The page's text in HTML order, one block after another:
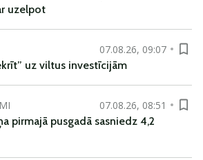
uzelpot
07.08.26, 09:07
uz viltus investīcijām
07.08.26, 08:51
pirmajā pusgadā sasniedz 4,2